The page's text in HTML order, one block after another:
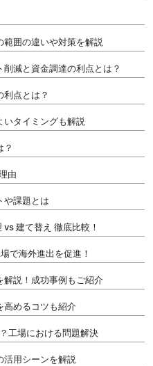
囲の違いや対策を解説
減と資金調達の利点とは？
点とは？
タイミングも解説
？
由
や課題とは
建て替え 徹底比較！
で海外進出を促進！
解説！成功事例もご紹介
高めるコツも紹介
工場における問題解決
活用シーンを解説